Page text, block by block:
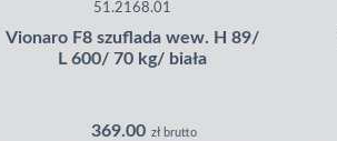
51.2168.01
Vionaro F8 szuflada wew. H 89/
L 600/ 70 kg/ biała
369.00 zł brutto